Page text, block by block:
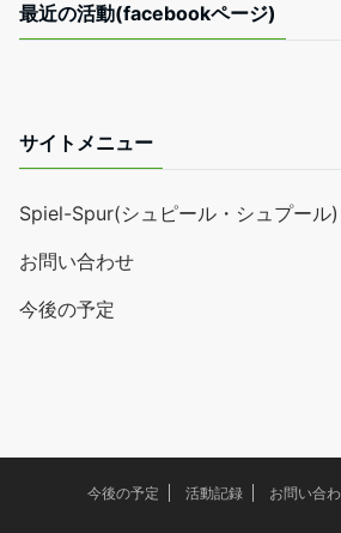
最近の活動(facebookページ)
サイトメニュー
Spiel-Spur(シュピール・シュプール
お問い合わせ
今後の予定
今後の予定 活動記録 お問い合